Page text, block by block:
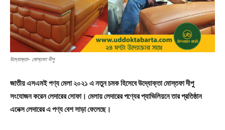
উদ্যোক্তা- মোস্তফা দীপু
জাতীয় এসএমই পণ্য মেলা ২০২১ এ নতুন চমক হিসেবে উদ্যোক্তা মোস্তফা দীপু
সংযোজন করেন লেদারের সোফা। মেলায় লেদারের পণ্যের প্যাভিলিয়নে তার প্রতিষ্ঠান
এনেক্স লেদারের এ পণ্য বেশ সাড়া ফেলেছে।